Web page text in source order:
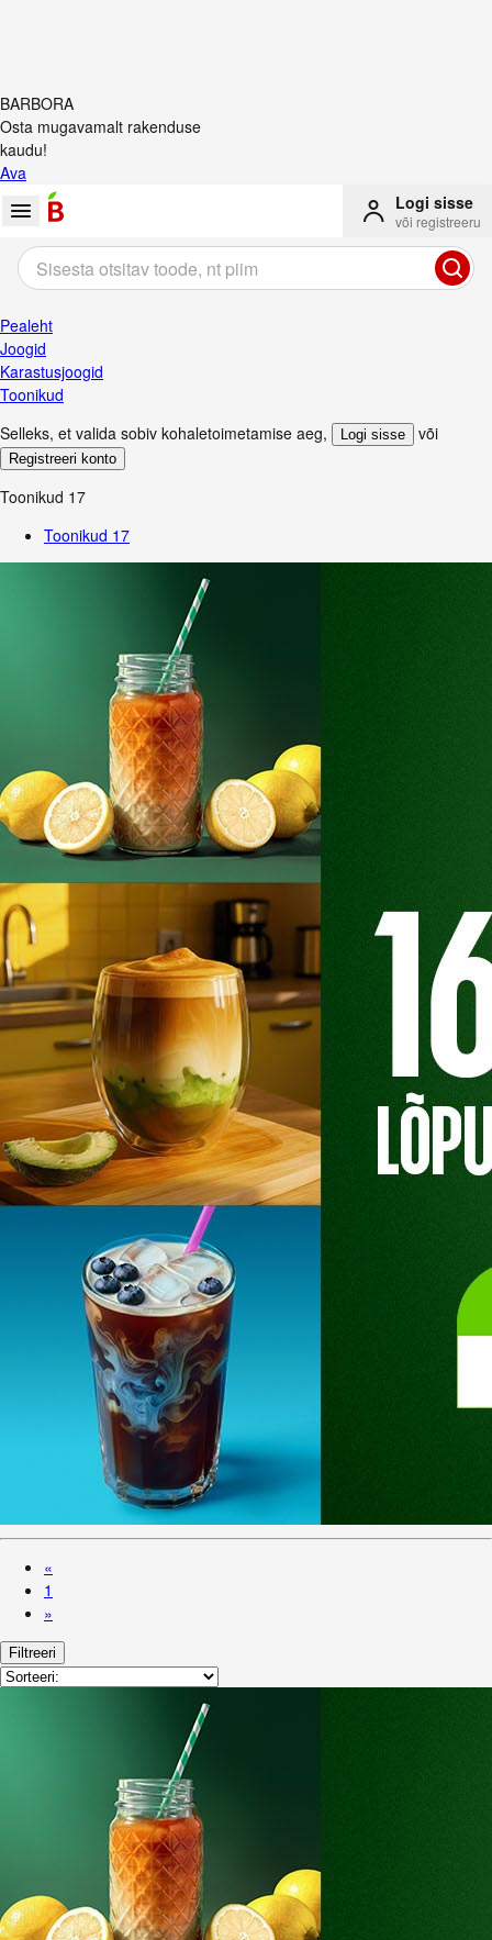
BARBORA
Osta mugavamalt rakenduse
kaudu!
Ava
Logi sisse
või registreeru
Pealeht
Joogid
Karastusjoogid
Toonikud
Selleks, et valida sobiv kohaletoimetamise aeg, Logi sisse või
Registreeri konto
Toonikud 17
Toonikud 17
«
1
»
Filtreeri